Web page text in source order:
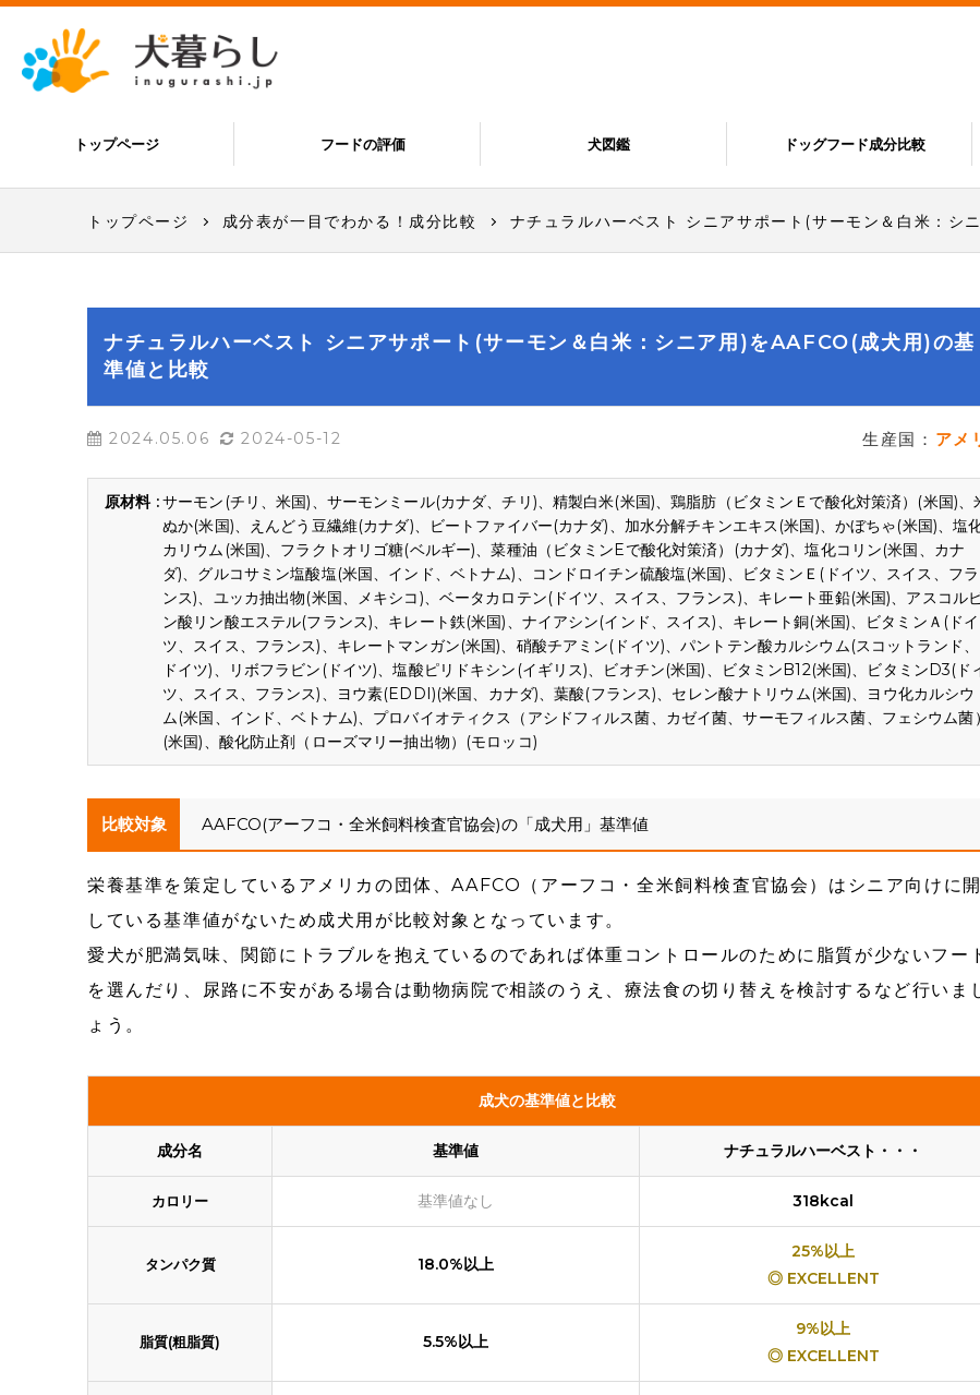
トップページ フードの評価 犬図鑑 ドッグフード成分比較
トップページ 成分表が一目でわかる！成分比較 ナチュラルハーベスト シニアサポート(サーモン＆白米：シ
ナチュラルハーベスト シニアサポート(サーモン＆白米：シニア用)をAAFCO(成犬用)の基
準値と比較
2024.05.06 2024-05-12 生産国： アメ
サーモン(チリ、米国)、サーモンミール(カナダ、チリ)、精製白米(米国)、鶏脂肪（ビタミンＥで酸化対策済）(米国)、
ぬか(米国)、えんどう豆繊維(カナダ)、ビートファイバー(カナダ)、加水分解チキンエキス(米国)、かぼちゃ(米国)、塩
カリウム(米国)、フラクトオリゴ糖(ベルギー)、菜種油（ビタミンEで酸化対策済）(カナダ)、塩化コリン(米国、カナ
ダ)、グルコサミン塩酸塩(米国、インド、ベトナム)、コンドロイチン硫酸塩(米国)、ビタミンＥ(ドイツ、スイス、フラ
ンス)、ユッカ抽出物(米国、メキシコ)、ベータカロテン(ドイツ、スイス、フランス)、キレート亜鉛(米国)、アスコル
ン酸リン酸エステル(フランス)、キレート鉄(米国)、ナイアシン(インド、スイス)、キレート銅(米国)、ビタミンＡ(ドイ
ツ、スイス、フランス)、キレートマンガン(米国)、硝酸チアミン(ドイツ)、パントテン酸カルシウム(スコットランド、
ドイツ)、リボフラビン(ドイツ)、塩酸ピリドキシン(イギリス)、ビオチン(米国)、ビタミンB12(米国)、ビタミンD3(ド
ツ、スイス、フランス)、ヨウ素(EDDI)(米国、カナダ)、葉酸(フランス)、セレン酸ナトリウム(米国)、ヨウ化カルシウ
ム(米国、インド、ベトナム)、プロバイオティクス（アシドフィルス菌、カゼイ菌、サーモフィルス菌、フェシウム菌）
(米国)、酸化防止剤（ローズマリー抽出物）(モロッコ)
比較対象 AAFCO(アーフコ・全米飼料検査官協会)の「成犬用」基準値
栄養基準を策定しているアメリカの団体、AAFCO（アーフコ・全米飼料検査官協会）はシニア向けに
している基準値がないため成犬用が比較対象となっています。
愛犬が肥満気味、関節にトラブルを抱えているのであれば体重コントロールのために脂質が少ないフー
を選んだり、尿路に不安がある場合は動物病院で相談のうえ、療法食の切り替えを検討するなど行いま
ょう。
成犬の基準値と比較
成分名 基準値 ナチュラルハーベスト・・・
カロリー 基準値なし 318kcal
タンパク質 18.0%以上
25%以上
◎ EXCELLENT
脂質(粗脂質) 5.5%以上
9%以上
◎ EXCELLENT